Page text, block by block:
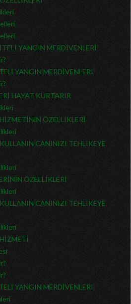
YANGIN MERDİVENLERİ
YANGIN MERDİVENLERİ
HAYAT KURTARIR
ÖZELLİKLERİ
CANINIZI TEHLİKEYE
ÖZELLİKLERİ
CANINIZI TEHLİKEYE
YANGIN MERDİVENLERİ